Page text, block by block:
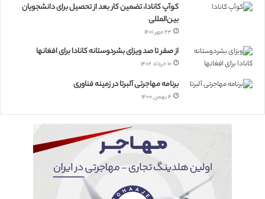
کوآپ کانادا، تضمین کار بعد از تحصیل برای دانشجویان
بین‌المللی
۲۳ مهر ۱۴۰۱
از صفر تا صد ویزای بشردوستانه کانادا برای افغانها
۱۰ خرداد ۱۴۰۲
برنامه مهاجرتی آلبرتا در زمینه فناوری
۴ بهمن ۱۴۰۰